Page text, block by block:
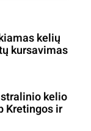
kelių
kursavimas
kelio
Kretingos ir